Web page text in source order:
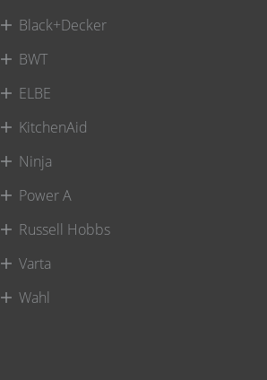
Black+Decker
BWT
ELBE
KitchenAid
Ninja
Power A
Russell Hobbs
Varta
Wahl